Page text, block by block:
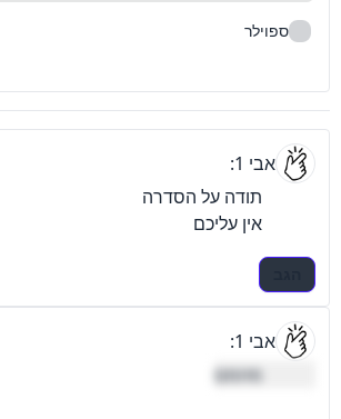
ספוילר
אבי 1:
אין עליכם
אבי 1:
מהמם